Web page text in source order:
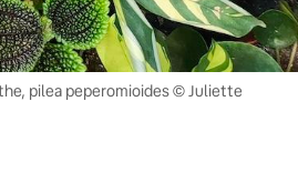
pilea peperomioides © Juliette